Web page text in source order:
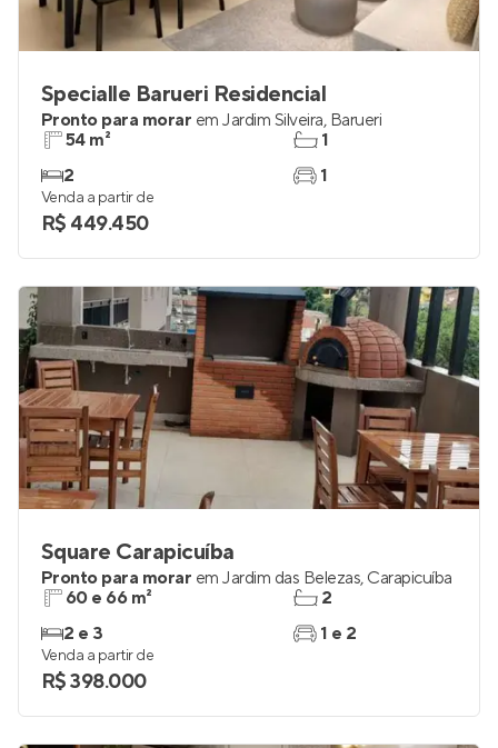
Specialle Barueri Residencial
Pronto para morar em Jardim Silveira, Barueri
54 m²
2
1
1
Venda a partir de
R$ 449.450
Square Carapicuíba
Pronto para morar em Jardim das Belezas, Carapicuíba
60 e 66 m²
2 e 3
2
1 e 2
Venda a partir de
R$ 398.000